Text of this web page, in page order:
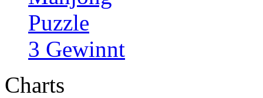
Puzzle
3 Gewinnt
Charts